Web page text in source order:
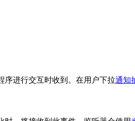
序进行交互时收到。在用户下拉通知